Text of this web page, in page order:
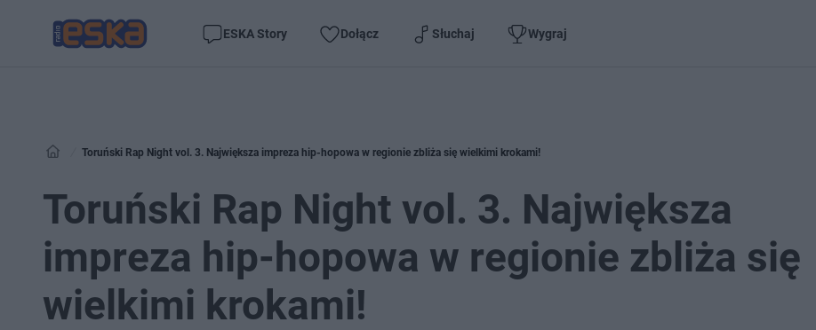
ESKA Story Dołącz Słuchaj Wygraj
Toruński Rap Night vol. 3. Największa impreza hip-hopowa w regionie zbliża się wielkimi krokami!
Toruński Rap Night vol. 3. Największa
impreza hip-hopowa w regionie zbliża się
wielkimi krokami!